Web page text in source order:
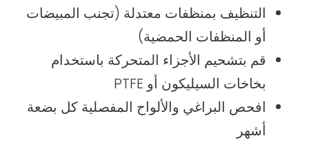
التنظيف بمنظفات معتدلة (تجنب المبيضات
أو المنظفات الحمضية)
قم بتشحيم الأجزاء المتحركة باستخدام
بخاخات السيليكون أو PTFE
افحص البراغي والألواح المفصلية كل بضعة
أشهر